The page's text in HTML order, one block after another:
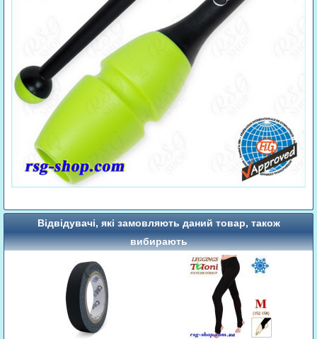
Відвідувачі, які замовляють даний товар, також
вибирають